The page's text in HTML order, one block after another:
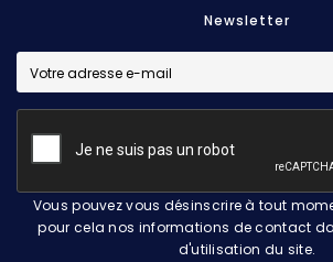
Newsletter
Vous pouvez vous désinscrire à tout
pour cela nos informations de contact
d'utilisation du site.